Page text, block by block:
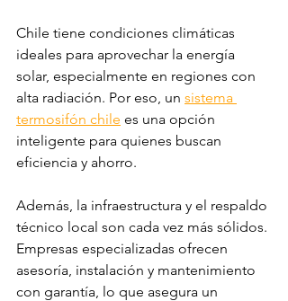
Chile tiene condiciones climáticas
ideales para aprovechar la energía
solar, especialmente en regiones con
alta radiación. Por eso, un sistema
termosifón chile es una opción
inteligente para quienes buscan
eficiencia y ahorro.
Además, la infraestructura y el respaldo
técnico local son cada vez más sólidos.
Empresas especializadas ofrecen
asesoría, instalación y mantenimiento
con garantía, lo que asegura un